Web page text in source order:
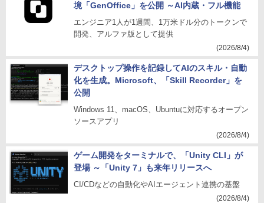
境「GenOffice」を公開 ～AI内蔵・フル機能
エンジニア1人が1週間、1万米ドル分のトークンで
開発、アルファ版として提供
(2026/8/4)
デスクトップ操作を記録してAIのスキル・自動
化を生成。Microsoft、「Skill Recorder」を
公開
Windows 11、macOS、Ubuntuに対応するオープン
ソースアプリ
(2026/8/4)
ゲーム開発をターミナルで、「Unity CLI」が
登場 ～「Unity 7」も来年リリースへ
CI/CDなどの自動化やAIエージェント連携の基盤
(2026/8/4)